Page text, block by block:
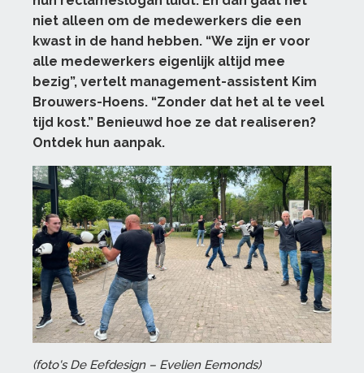
niet alleen om de medewerkers die een
kwast in de hand hebben. “We zijn er voor
alle medewerkers eigenlijk altijd mee
bezig”, vertelt management-assistent Kim
Brouwers-Hoens. “Zonder dat het al te veel
tijd kost.” Benieuwd hoe ze dat realiseren?
Ontdek hun aanpak.
(foto's De Eefdesign – Evelien Eemonds)